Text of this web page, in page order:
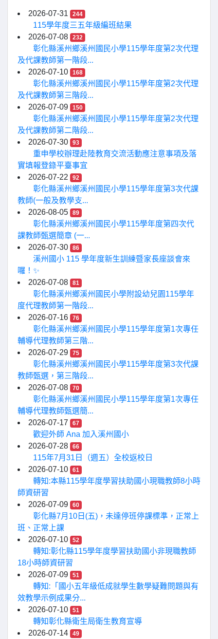
2026-07-31 244
115學年度三五年級編班結果
2026-07-08
232
彰化縣溪州鄉溪州國民小學115學年度第2次代理
及代課教師第一階段...
2026-07-10
168
彰化縣溪州鄉溪州國民小學115學年度第2次代理
及代課教師第三階段...
2026-07-09
150
彰化縣溪州鄉溪州國民小學115學年度第2次代理
及代課教師第二階段...
2026-07-30
93
重申學校辦理赴陸教育交流活動應注意事項及落
實填報登錄平臺事宜
2026-07-22
92
彰化縣溪州鄉溪州國民小學115學年度第3次代課
教師(一般及教學支...
2026-08-05
89
彰化縣溪州鄉溪州國民小學115學年度第四次代
課教師甄選簡章 (一...
2026-07-30
86
溪州國小 115 學年度新生訓練暨家長座談會來
囉！✨
2026-07-08
81
彰化縣溪州鄉溪州國民小學附設幼兒園115學年
度代理教師第一階段...
2026-07-16
76
彰化縣溪州鄉溪州國民小學115學年度第1次專任
輔導代理教師第三階...
2026-07-29
75
彰化縣溪州鄉溪州國民小學115學年度第3次代課
教師甄選，第三階段...
2026-07-08
70
彰化縣溪州鄉溪州國民小學115學年度第1次專任
輔導代理教師甄選簡...
2026-07-17
67
歡迎外師 Ana 加入溪州國小
2026-07-28
66
115年7月31日（週五）全校返校日
2026-07-10
61
轉知:本縣115學年度學習扶助國小現職教師8小時
師資研習
2026-07-09
60
彰化縣7月10日(五)，未達停班停課標準，正常上
班、正常上課
2026-07-10
52
轉知:彰化縣115學年度學習扶助國小非現職教師
18小時師資研習
2026-07-09
51
轉知:「國小五年級低成就學生數學疑難問題與有
效教學示例成果分...
2026-07-10
51
轉知彰化縣衛生局衛生教育宣導
2026-07-14
49